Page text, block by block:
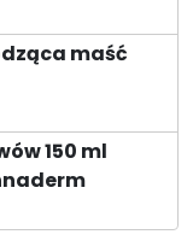
maść
150 ml